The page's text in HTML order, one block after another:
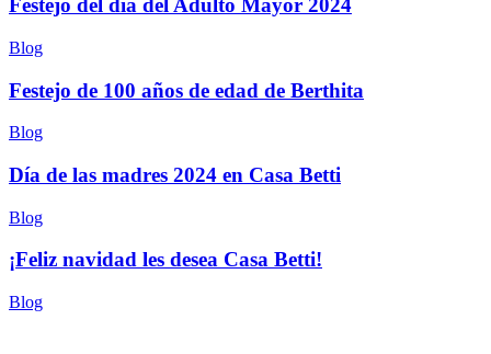
Festejo del día del Adulto Mayor 2024
Blog
Festejo de 100 años de edad de Berthita
Blog
Día de las madres 2024 en Casa Betti
Blog
¡Feliz navidad les desea Casa Betti!
Blog